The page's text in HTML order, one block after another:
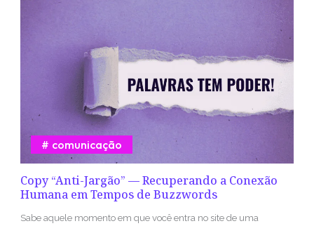
Copy “Anti-Jargão” — Recuperando a Conexão
Humana em Tempos de Buzzwords
comunicação
Sabe aquele momento em que você entra no site de uma